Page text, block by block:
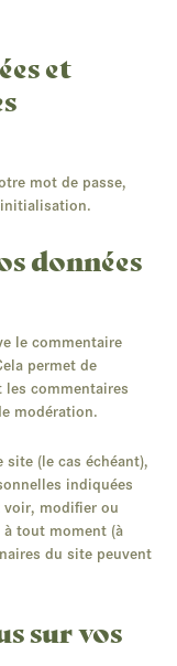
et
mot de passe,
données
le commentaire
permet de
les commentaires
modération.
(le cas échéant),
indiquées
voir, modifier ou
tout moment (à
du site peuvent
sur vos